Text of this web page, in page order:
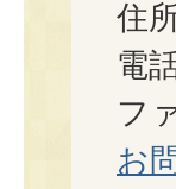
住
電
フ
お